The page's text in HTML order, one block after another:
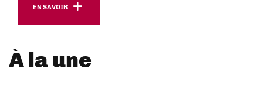
EN SAVOIR
À la une